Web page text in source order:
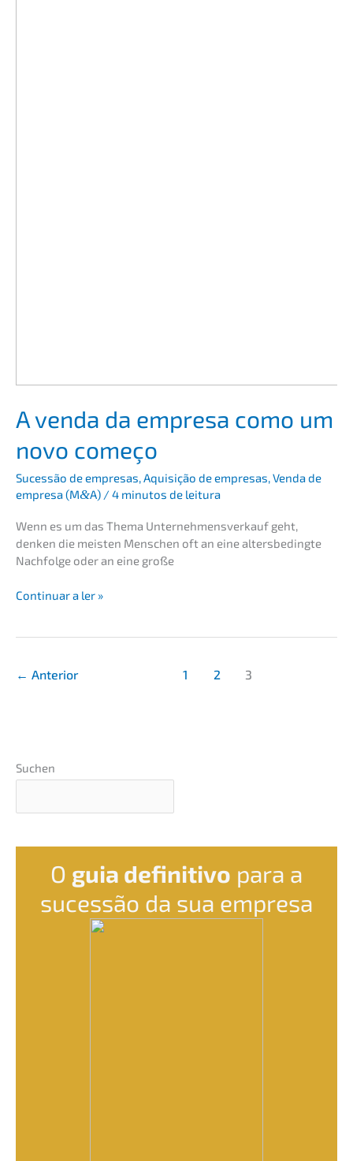
A venda da empre­sa como um
novo começo
Suces­são de empre­sas,Aquisi­ção de empre­sas,Venda de
empre­sa (M&A) / 4 minutos de leitura
Wenn es um das Thema Unter­nehmens­verkauf geht,
denken die meisten Menschen oft an eine alters­be­ding­te
Nachfol­ge oder an eine große
A
como
Conti­nu­ar a ler »
← Anterior 1 2 3
Suchen
O guia defini­tivo para a
suces­são da sua empresa